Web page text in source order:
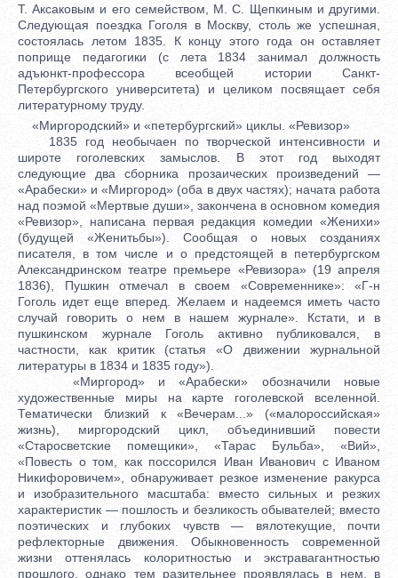
Т. Аксаковым и его семейством, М. С. Щепкиным и другими.
Следующая поездка Гоголя в Москву, столь же успешная,
состоялась летом 1835. К концу этого года он оставляет
поприще педагогики (с лета 1834 занимал должность
адъюнкт-профессора всеобщей истории Санкт-
Петербургского университета) и целиком посвящает себя
литературному труду.
«Миргородский» и «петербургский» циклы. «Ревизор»
1835 год необычаен по творческой интенсивности и
широте гоголевских замыслов. В этот год выходят
следующие два сборника прозаических произведений —
«Арабески» и «Миргород» (оба в двух частях); начата работа
над поэмой «Мертвые души», закончена в основном комедия
«Ревизор», написана первая редакция комедии «Женихи»
(будущей «Женитьбы»). Сообщая о новых созданиях
писателя, в том числе и о предстоящей в петербургском
Александринском театре премьере «Ревизора» (19 апреля
1836), Пушкин отмечал в своем «Современнике»: «Г-н
Гоголь идет еще вперед. Желаем и надеемся иметь часто
случай говорить о нем в нашем журнале». Кстати, и в
пушкинском журнале Гоголь активно публиковался, в
частности, как критик (статья «О движении журнальной
литературы в 1834 и 1835 году»).
«Миргород» и «Арабески» обозначили новые
художественные миры на карте гоголевской вселенной.
Тематически близкий к «Вечерам...» («малороссийская»
жизнь), миргородский цикл, объединивший повести
«Старосветские помещики», «Тарас Бульба», «Вий»,
«Повесть о том, как поссорился Иван Иванович с Иваном
Никифоровичем», обнаруживает резкое изменение ракурса
и изобразительного масштаба: вместо сильных и резких
характеристик — пошлость и безликость обывателей; вместо
поэтических и глубоких чувств — вялотекущие, почти
рефлекторные движения. Обыкновенность современной
жизни оттенялась колоритностью и экстравагантностью
прошлого, однако тем разительнее проявлялась в нем, в